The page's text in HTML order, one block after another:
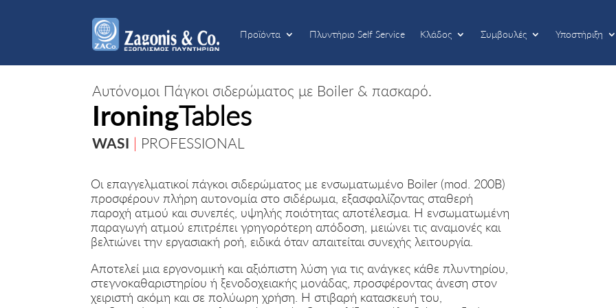
Προϊόντα Πλυντήριο Self Service Κλάδος Συμβουλές Υποστήριξη
Προϊόντα Πλυντήριο Self Service Κλάδος Συμβουλές Υποστήριξη
Αυτόνομοι Πάγκοι σιδερώματος με Boiler & πασκαρό.
IroningTables
WASI | PROFESSIONAL
Οι επαγγελματικοί πάγκοι σιδερώματος με ενσωματωμένο Boiler (mod. 200B)
προσφέρουν πλήρη αυτονομία στο σιδέρωμα, εξασφαλίζοντας σταθερή
παροχή ατμού και συνεπές, υψηλής ποιότητας αποτέλεσμα. Η ενσωματωμένη
παραγωγή ατμού επιτρέπει γρηγορότερη απόδοση, μειώνει τις αναμονές και
βελτιώνει την εργασιακή ροή, ειδικά όταν απαιτείται συνεχής λειτουργία.
Αποτελεί μια εργονομική και αξιόπιστη λύση για τις ανάγκες κάθε πλυντηρίου,
στεγνοκαθαριστηρίου ή ξενοδοχειακής μονάδας, προσφέροντας άνεση στον
χειριστή ακόμη και σε πολύωρη χρήση. Η στιβαρή κατασκευή του,